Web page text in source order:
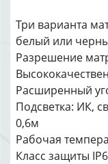
Три варианта
белый или
Разрешение
Расширенный
Подсветка: ИК,
0,6м
Рабочая
Класс защиты